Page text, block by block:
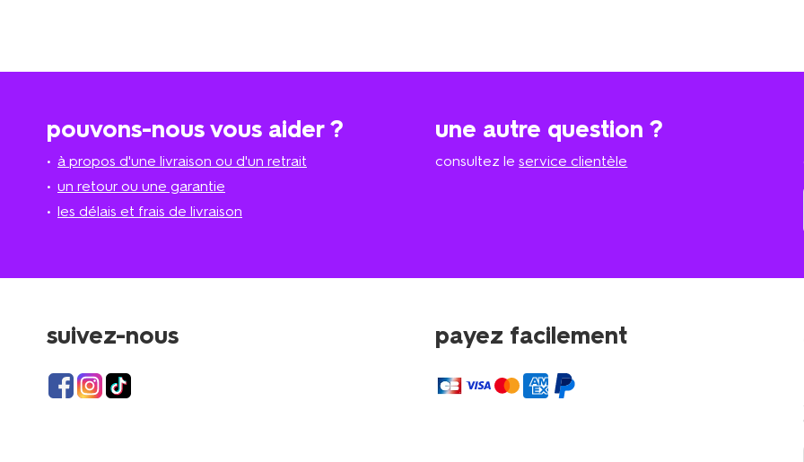
pouvons-nous vous aider ?
à propos d'une livraison ou d'un retrait
un retour ou une garantie
les délais et frais de livraison
une autre question ?
consultez leservice clientèle
suivez-nous payez facilement